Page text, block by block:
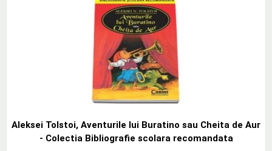
Aleksei Tolstoi, Aventurile lui Buratino sau Cheita de Aur
- Colectia Bibliografie scolara recomandata